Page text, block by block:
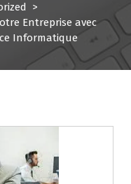
>
Entreprise avec
Informatique